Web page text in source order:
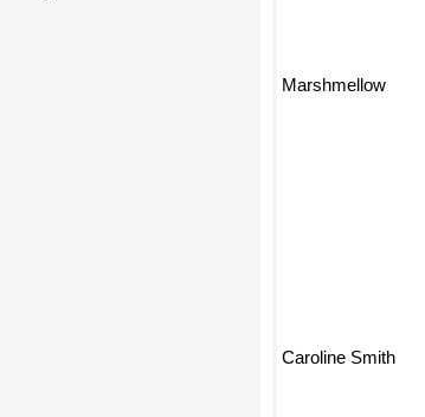
Caroline Smith
Marshmellow